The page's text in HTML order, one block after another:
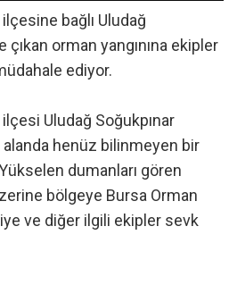
bağlı Uludağ
çıkan orman yangınına ekipler
ediyor.
ilçesi Uludağ Soğukpınar
henüz bilinmeyen bir
dumanları gören
bölgeye Bursa Orman
ve diğer ilgili ekipler sevk